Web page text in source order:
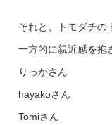
それと、トモダチの
一方的に親近感を抱
りっかさん
hayakoさん
Tomiさん